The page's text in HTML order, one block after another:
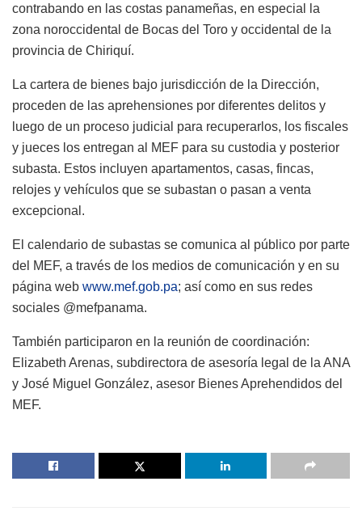
contrabando en las costas panameñas, en especial la
zona noroccidental de Bocas del Toro y occidental de la
provincia de Chiriquí.
La cartera de bienes bajo jurisdicción de la Dirección,
proceden de las aprehensiones por diferentes delitos y
luego de un proceso judicial para recuperarlos, los fiscales
y jueces los entregan al MEF para su custodia y posterior
subasta. Estos incluyen apartamentos, casas, fincas,
relojes y vehículos que se subastan o pasan a venta
excepcional.
El calendario de subastas se comunica al público por parte
del MEF, a través de los medios de comunicación y en su
página web www.mef.gob.pa; así como en sus redes
sociales @mefpanama.
También participaron en la reunión de coordinación:
Elizabeth Arenas, subdirectora de asesoría legal de la ANA
y José Miguel González, asesor Bienes Aprehendidos del
MEF.